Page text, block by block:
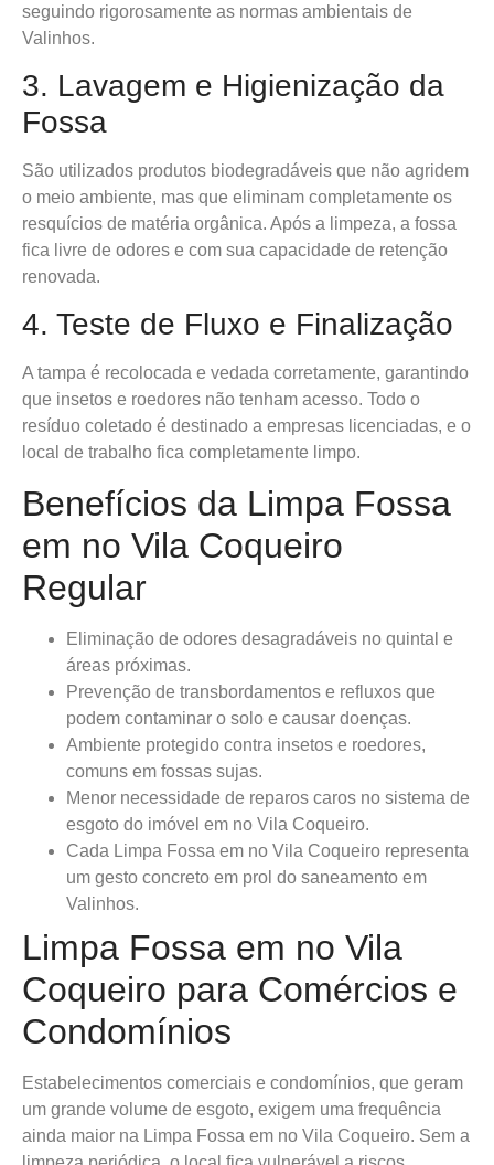
seguindo rigorosamente as normas ambientais de
Valinhos.
3. Lavagem e Higienização da
Fossa
São utilizados produtos biodegradáveis que não agridem
o meio ambiente, mas que eliminam completamente os
resquícios de matéria orgânica. Após a limpeza, a fossa
fica livre de odores e com sua capacidade de retenção
renovada.
4. Teste de Fluxo e Finalização
A tampa é recolocada e vedada corretamente, garantindo
que insetos e roedores não tenham acesso. Todo o
resíduo coletado é destinado a empresas licenciadas, e o
local de trabalho fica completamente limpo.
Benefícios da Limpa Fossa
em no Vila Coqueiro
Regular
Eliminação de odores desagradáveis no quintal e
áreas próximas.
Prevenção de transbordamentos e refluxos que
podem contaminar o solo e causar doenças.
Ambiente protegido contra insetos e roedores,
comuns em fossas sujas.
Menor necessidade de reparos caros no sistema de
esgoto do imóvel em no Vila Coqueiro.
Cada Limpa Fossa em no Vila Coqueiro representa
um gesto concreto em prol do saneamento em
Valinhos.
Limpa Fossa em no Vila
Coqueiro para Comércios e
Condomínios
Estabelecimentos comerciais e condomínios, que geram
um grande volume de esgoto, exigem uma frequência
ainda maior na Limpa Fossa em no Vila Coqueiro. Sem a